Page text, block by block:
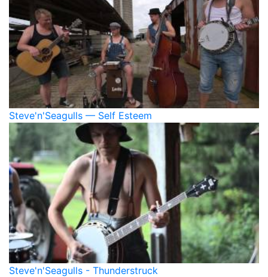
Steve'n'Seagulls — Self Esteem
Steve'n'Seagulls - Thunderstruck